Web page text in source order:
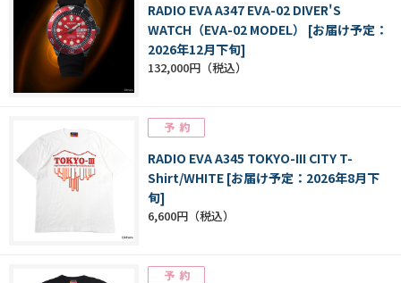
RADIO EVA A347 EVA-02 DIVER'S
WATCH（EVA-02 MODEL） [お届け予定：
2026年12月下旬]
132,000円
RADIO EVA A345 TOKYO-III CITY T-
Shirt/WHITE [お届け予定：2026年8月下
旬]
6,600円